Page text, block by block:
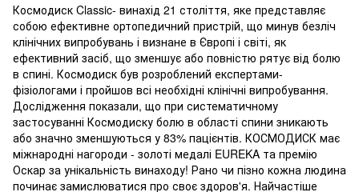
Космодиск Classic- винахід 21 століття, яке представляє
собою ефективне ортопедичний пристрій, що минув безліч
клінічних випробувань і визнане в Європі і світі, як
ефективний засіб, що зменшує або повністю рятує від болю
в спині. Космодиск був розроблений експертами-
фізіологами і пройшов всі необхідні клінічні випробування.
Дослідження показали, що при систематичному
застосуванні Космодиску болю в області спини зникають
або значно зменшуються у 83% пацієнтів. КОСМОДИСК має
міжнародні нагороди - золоті медалі EUREKA та премію
Оскар за унікальність винаходу! Рано чи пізно кожна людина
починає замислюватися про своє здоров'я. Найчастіше